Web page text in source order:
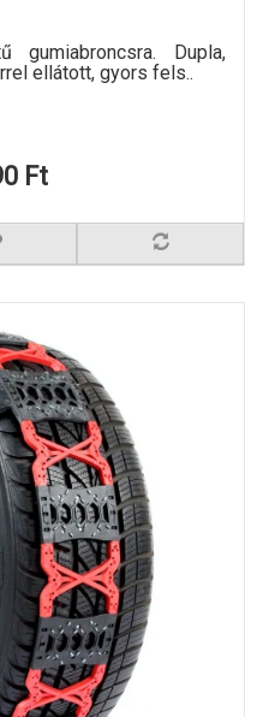
gumiabroncsra. Dupla,
ellátott, gyors fels..
Ft